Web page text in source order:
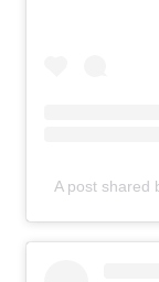
A post shared